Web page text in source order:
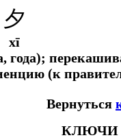
夕
xī
года);
(к
Вернуться
КЛЮЧИ